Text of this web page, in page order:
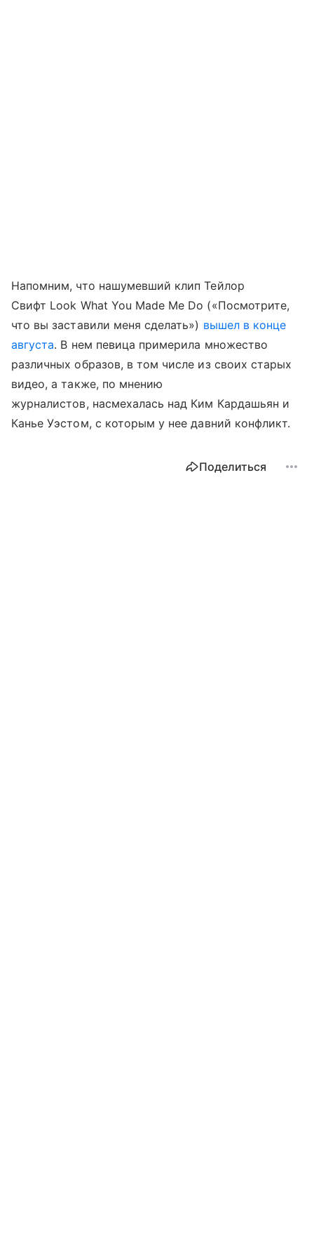
Напомним, что нашумевший клип Тейлор
Свифт Look What You Made Me Do («Посмотрите,
что вы заставили меня сделать») вышел в конце
августа. В нем певица примерила множество
различных образов, в том числе из своих старых
видео, а также, по мнению
журналистов, насмехалась над Ким Кардашьян и
Канье Уэстом, с которым у нее давний конфликт.
Поделиться